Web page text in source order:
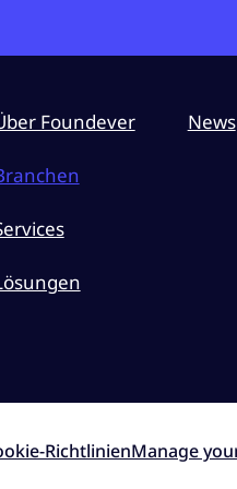
Foundever News
RichtlinienManage